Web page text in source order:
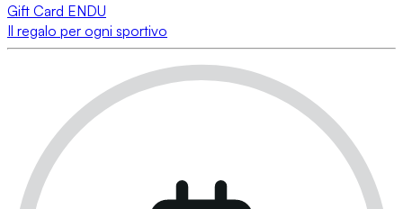
Gift Card ENDU
Il regalo per ogni sportivo